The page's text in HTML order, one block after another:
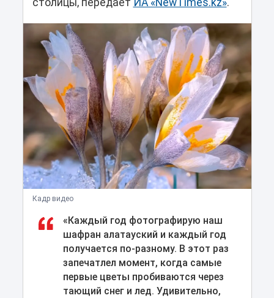
столицы, передает ИА «NewTimes.kz».
Кадр видео
«Каждый год фотографирую наш
шафран алатауский и каждый год
получается по-разному. В этот раз
запечатлел момент, когда самые
первые цветы пробиваются через
тающий снег и лед. Удивительно,